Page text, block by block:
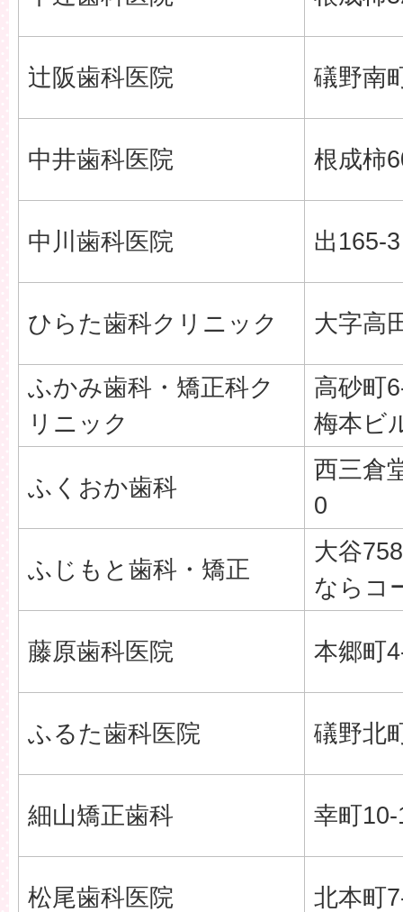
辻阪歯科医院 礒野南
中井歯科医院 根成柿
中川歯科医院 出165-3
ひらた歯科クリニック 大字高
ふかみ歯科・矯正科ク
リニック
高砂町
梅本ビ
ふくおか歯科
西三倉
0
ふじもと歯科・矯正
大谷
ならコ
藤原歯科医院 本郷町
ふるた歯科医院 礒野北
細山矯正歯科 幸町10-
松尾歯科医院 北本町